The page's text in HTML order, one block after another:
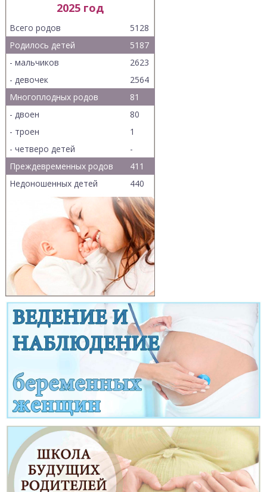
2025 год
Всего родов
5128
Родилось детей
5187
- мальчиков
2623
- девочек
2564
Многоплодных родов
81
- двоен
80
- троен
1
- четверо детей
-
Преждевременных родов
411
Недоношенных детей
440